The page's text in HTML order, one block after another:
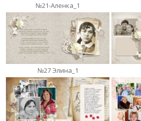
№21-Аленка_1
№27 Элина_1